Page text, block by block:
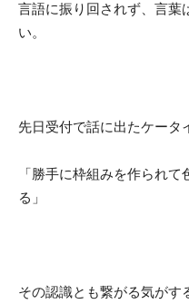
言語に振り回されず、言葉
い。
先日受付で話に出たケータ
「勝手に枠組みを作られ
る」
その認識とも繋がる気がす